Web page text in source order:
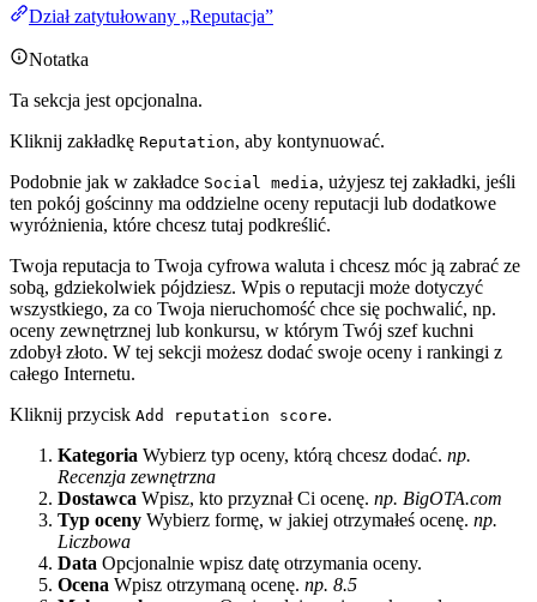
Dział zatytułowany „Reputacja”
Notatka
Ta sekcja jest opcjonalna.
Kliknij zakładkę Reputation, aby kontynuować.
Podobnie jak w zakładce Social media, użyjesz tej zakładki, jeśli
ten pokój gościnny ma oddzielne oceny reputacji lub dodatkowe
wyróżnienia, które chcesz tutaj podkreślić.
Twoja reputacja to Twoja cyfrowa waluta i chcesz móc ją zabrać ze
sobą, gdziekolwiek pójdziesz. Wpis o reputacji może dotyczyć
wszystkiego, za co Twoja nieruchomość chce się pochwalić, np.
oceny zewnętrznej lub konkursu, w którym Twój szef kuchni
zdobył złoto. W tej sekcji możesz dodać swoje oceny i rankingi z
całego Internetu.
Kliknij przycisk Add reputation score.
Kategoria Wybierz typ oceny, którą chcesz dodać. np.
Recenzja zewnętrzna
Dostawca Wpisz, kto przyznał Ci ocenę. np. BigOTA.com
Typ oceny Wybierz formę, w jakiej otrzymałeś ocenę. np.
Liczbowa
Data Opcjonalnie wpisz datę otrzymania oceny.
Ocena Wpisz otrzymaną ocenę. np. 8.5